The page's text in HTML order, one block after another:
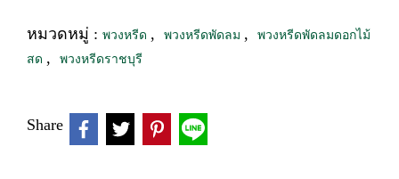
หมวดหมู่ : พวงหรีด , พวงหรีดพัดลม ,
พวงหรีดพัดลมดอกไม้
สด , พวงหรีดราชบุรี
Share